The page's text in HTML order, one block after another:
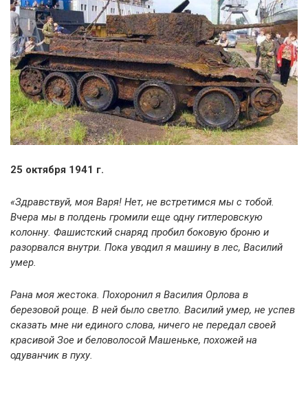
25 октября 1941 г.
«Здравствуй, моя Варя! Нет, не встретимся мы с тобой.
Вчера мы в полдень громили еще одну гитлеровскую
колонну. Фашистский снаряд пробил боковую броню и
разорвался внутри. Пока уводил я машину в лес, Василий
умер.
Рана моя жестока. Похоронил я Василия Орлова в
березовой роще. В ней было светло. Василий умер, не успев
сказать мне ни единого слова, ничего не передал своей
красивой Зое и беловолосой Машеньке, похожей на
одуванчик в пуху.